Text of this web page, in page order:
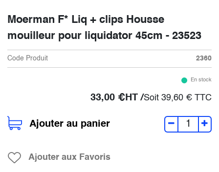
Moerman F* Liq + clips Housse
mouilleur pour liquidator 45cm - 23523
Code Produit 2360
En stock
33,00 €HT /Soit 39,60 € TTC
Ajouter au panier
Ajouter aux Favoris